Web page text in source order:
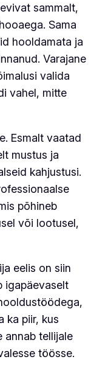
sammalt,
Sama
hooldamata ja
Varajane
valida
vahel, mitte
Esmalt vaatad
mustus ja
kahjustusi.
põhineb
või lootusel,
eelis on siin
igapäevaselt
ka piir, kus
annab tellijale
töösse.